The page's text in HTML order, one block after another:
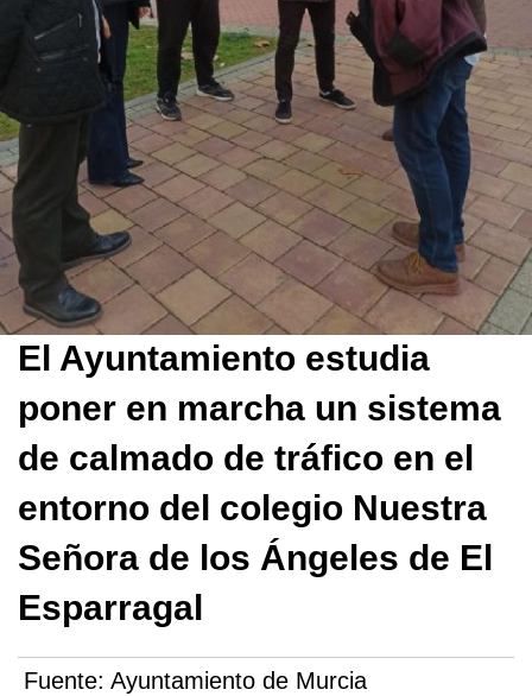
El Ayuntamiento estudia
poner en marcha un sistema
de calmado de tráfico en el
entorno del colegio Nuestra
Señora de los Ángeles de El
Esparragal
Fuente: Ayuntamiento de Murcia